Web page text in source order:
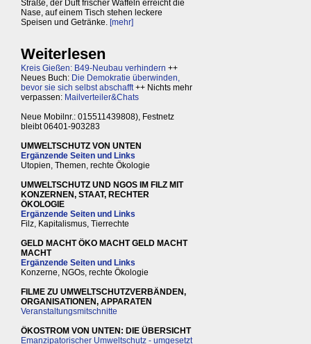
Straße, der Duft frischer Waffeln erreicht die
Nase, auf einem Tisch stehen leckere
Speisen und Getränke. [mehr]
Weiterlesen
Kreis Gießen: B49-Neubau verhindern ++
Neues Buch: Die Demokratie überwinden,
bevor sie sich selbst abschafft++ Nichts mehr
verpassen: Mailverteiler&Chats
Neue Mobilnr.: 015511439808), Festnetz
bleibt 06401-903283
UMWELTSCHUTZ VON UNTEN
Ergänzende Seiten und Links
Utopien, Themen, rechte Ökologie
UMWELTSCHUTZ UND NGOS IM FILZ MIT
KONZERNEN, STAAT, RECHTER
ÖKOLOGIE
Ergänzende Seiten und Links
Filz, Kapitalismus, Tierrechte
GELD MACHT ÖKO MACHT GELD MACHT
MACHT
Ergänzende Seiten und Links
Konzerne, NGOs, rechte Ökologie
FILME ZU UMWELTSCHUTZVERBÄNDEN,
ORGANISATIONEN, APPARATEN
Veranstaltungsmitschnitte
ÖKOSTROM VON UNTEN: DIE ÜBERSICHT
Emanzipatorischer Umweltschutz - umgesetzt